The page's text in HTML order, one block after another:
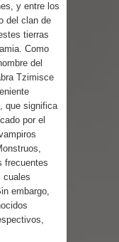
y entre los
del clan de
tierras
Como
del
Tzimisce
que significa
por el
frecuentes
cuales
embargo,